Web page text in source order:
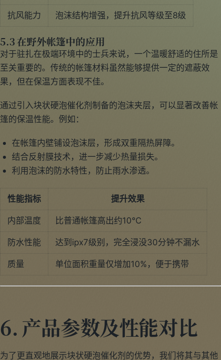
抗风能力
泡沫结构增强，提升抗风等级至8级
5.3 在野外帐篷中的应用
对于驻扎在极端环境中的士兵来说，一个温暖舒适的住所是
至关重要的。传统的帐篷材料虽然能够提供一定的遮蔽效
果，但在保温方面表现不佳。
通过引入块状硬泡催化剂制备的泡沫夹层，可以显著改善帐
篷的保温性能。例如：
在帐篷内壁铺设泡沫层，形成双重隔热屏障。
结合反射膜技术，进一步减少热量损失。
利用泡沫的防水特性，防止雨水渗透。
性能指标
提升效果
内部温度
比普通帐篷高出约10℃
防水性能
达到ipx7级别，完全浸没30分钟不漏水
质量
单位面积重量仅增加10%，便于携带
6. 产品参数及性能对比
为了更直观地展示块状硬泡催化剂的优势，我们将其与其他